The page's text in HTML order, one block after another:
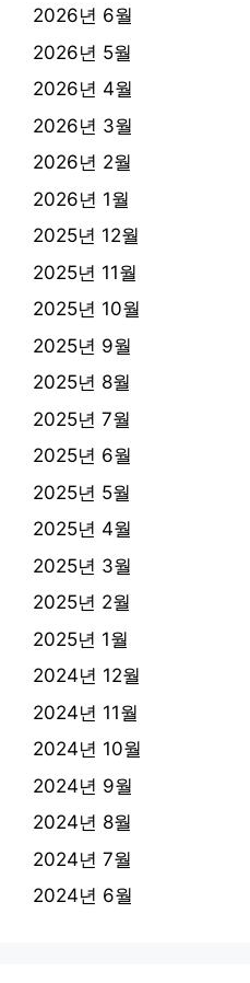
2026년 6월
2026년 5월
2026년 4월
2026년 3월
2026년 2월
2026년 1월
2025년 12월
2025년 11월
2025년 10월
2025년 9월
2025년 8월
2025년 7월
2025년 6월
2025년 5월
2025년 4월
2025년 3월
2025년 2월
2025년 1월
2024년 12월
2024년 11월
2024년 10월
2024년 9월
2024년 8월
2024년 7월
2024년 6월